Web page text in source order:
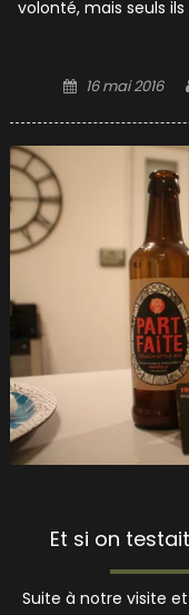
volonté, mais seuls
Posted
16 mai 2016
Et si on
Suite à notre visite